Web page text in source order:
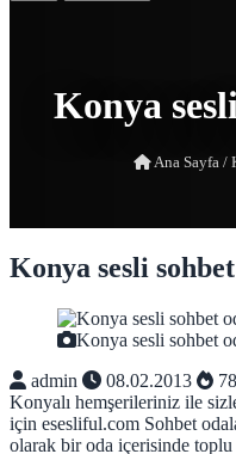
Konya
Ana Sayfa /
Konya sesli
Konya sesli sohbet
admin
08.02.2013
Konyalı hemşerileriniz ile
için esesliful.com Sohbet
olarak bir oda içerisinde